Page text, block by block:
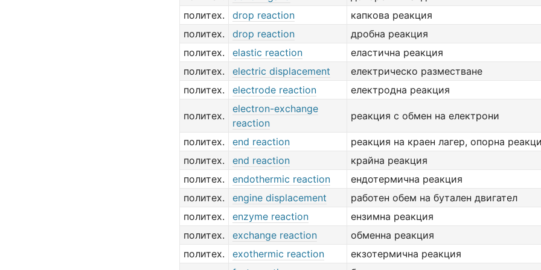
политех.
drop reaction
капкова реакция
политех.
drop reaction
дробна реакция
политех.
elastic reaction
еластична реакция
политех.
electric displacement
електрическо разместване
политех.
electrode reaction електродна реакция
политех.
electron-exchange
reaction
реакция с обмен на електрони
политех. end reaction
реакция на краен лагер, опорна
политех.
end reaction
крайна реакция
политех.
endothermic reaction
ендотермична реакция
политех.
engine displacement
работен обем на бутален двигател
политех.
enzyme reaction
ензимна реакция
политех.
exchange reaction
обменна реакция
политех.
exothermic reaction
екзотермична реакция